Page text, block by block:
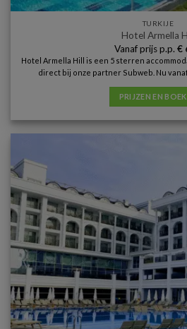
TURKIJE
Hotel Armella
Vanaf prijs p.p. €
Hotel Armella Hill is een 5 sterren
direct bij onze partner Subweb. Nu vanaf
PRIJZEN EN